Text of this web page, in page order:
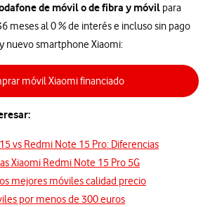
de móvil o de fibra y móvil para
meses al 0 % de interés e incluso sin pago
nuevo smartphone Xiaomi:
móvil Xiaomi financiado
vs Redmi Note 15 Pro: Diferencias
Xiaomi Redmi Note 15 Pro 5G
mejores móviles calidad precio
por menos de 300 euros